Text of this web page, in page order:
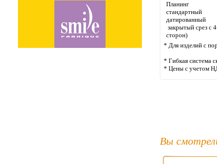
Планинг
стандартный
датированный
закрытый срез с
сторон)
* Для изделий с
* Гибкая система
* Цены с учетом
Вы